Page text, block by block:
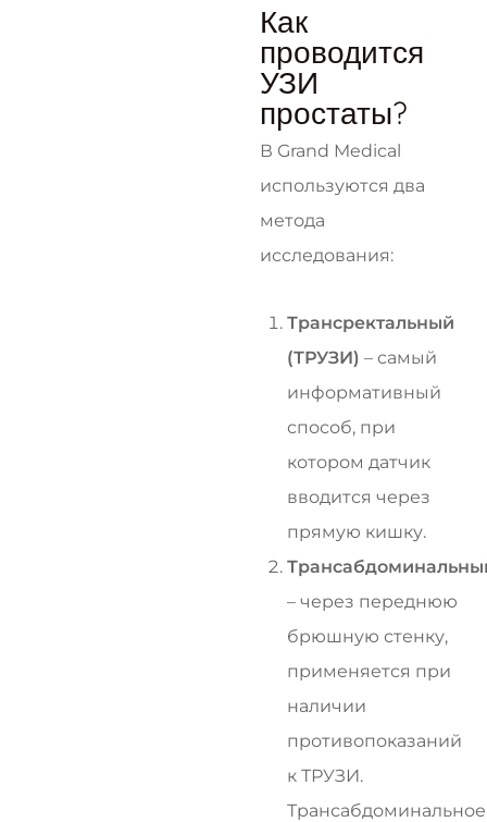
Как
проводится
УЗИ
простаты?
В Grand Medical
используются два
метода
исследования:
Трансректальный
(ТРУЗИ) – самый
информативный
способ, при
котором датчик
вводится через
прямую кишку.
– через переднюю
брюшную стенку,
применяется при
наличии
противопоказаний
к ТРУЗИ.
Трансабдоминальное